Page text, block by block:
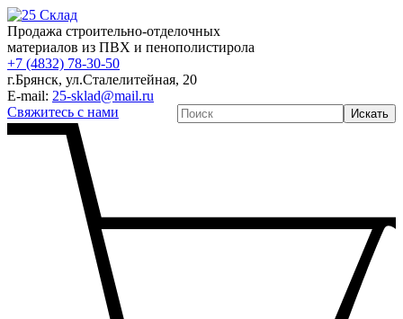
Продажа строительно-отделочных
материалов из ПВХ и пенополистирола
+7 (4832) 78-30-50
г.Брянск, ул.Сталелитейная, 20
E-mail: 25-sklad@mail.ru
Свяжитесь с нами
Искать